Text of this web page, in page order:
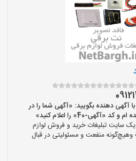
آگهی دهنده بگویید: «آگهی شما را در
40» را اعلام کنید»
سایت تبلیغات خرید و فروش لوازم
منفعت و مسئولیتی در قبال